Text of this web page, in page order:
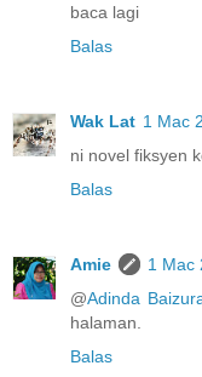
baca lagi
Balas
Wak Lat 1 Mac
ni novel fiksyen
Balas
Amie
1 Mac
@Adinda
halaman.
Balas